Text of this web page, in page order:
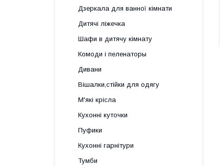
Дзеркала для ванної кімнати
Дитячі ліжечка
Шафи в дитячу кімнату
Комоди і пеленаторы
Дивани
Вішалки,стійки для одягу
М'які крісла
Кухонні куточки
Пуфики
Кухонні гарнітури
Тумби